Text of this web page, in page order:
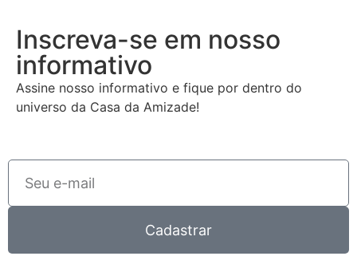
Inscreva-se em nosso
informativo
Assine nosso informativo e fique por dentro do
universo da Casa da Amizade!
Cadastrar